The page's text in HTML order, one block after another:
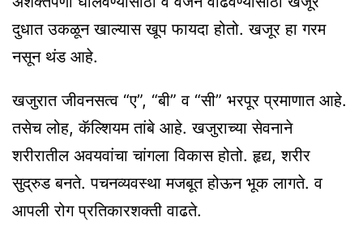
दुधात उकळून खाल्यास खूप फायदा होतो. खजूर हा गरम
नसून थंड आहे.
खजुरात जीवनसत्व “ए”, “बी” व “सी” भरपूर प्रमाणात आहे.
तसेच लोह, कॅल्शियम तांबे आहे. खजुराच्या सेवनाने
शरीरातील अवयवांचा चांगला विकास होतो. हृद्य, शरीर
सुद्रुड बनते. पचनव्यवस्था मजबूत होऊन भूक लागते. व
आपली रोग प्रतिकारशक्ती वाढते.